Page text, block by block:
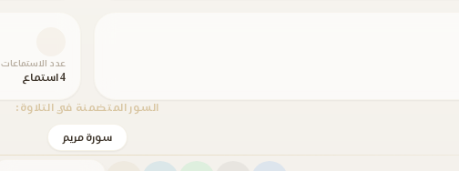
عدد الاستماعات
4 استماع
السور المتضمنة في التلاوة:
سورة مريم